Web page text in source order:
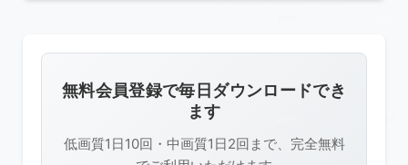
像
は
R-
FREE
無料会員登録で毎日ダウンロードでき
ます
低画質1日10回・中画質1日2回まで、完全無料